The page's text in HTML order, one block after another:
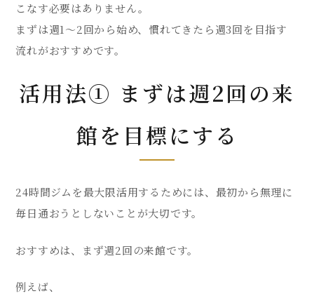
こなす必要はありません。
まずは週1〜2回から始め、慣れてきたら週3回を目指す
流れがおすすめです。
活用法① まずは週2回の来
館を目標にする
24時間ジムを最大限活用するためには、最初から無理に
毎日通おうとしないことが大切です。
おすすめは、まず週2回の来館です。
例えば、